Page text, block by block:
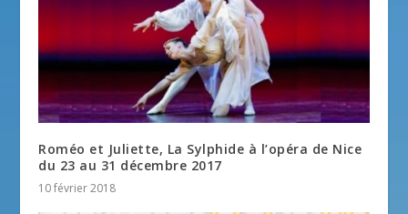
Roméo et Juliette, La Sylphide à l’opéra de Nice
du 23 au 31 décembre 2017
10 février 2018